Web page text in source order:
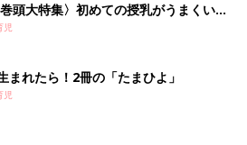
頭大特集〉初めての授乳がうまくい
・ミルクの基本と夏のトラブル 解決テ
児
まれたら！2冊の「たまひよ」
児